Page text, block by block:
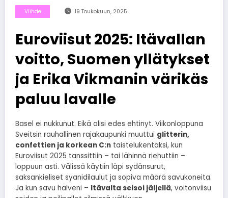
Viihde 19 Toukokuun, 2025
Euroviisut 2025: Itävallan
voitto, Suomen yllätykset
ja Erika Vikmanin värikäs
paluu lavalle
Basel ei nukkunut. Eikä olisi edes ehtinyt. Viikonloppuna
Sveitsin rauhallinen rajakaupunki muuttui glitterin,
confettien ja korkean C:n taistelukentäksi, kun
Euroviisut 2025 tanssittiin – tai lähinnä riehuttiin –
loppuun asti. Välissä käytiin läpi sydänsurut,
saksankieliset syanidilaulut ja sopiva määrä savukoneita.
Ja kun savu hälveni – Itävalta seisoi jäljellä, voitonviisu